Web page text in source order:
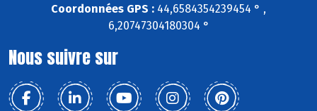
Coordonnées GPS : 44,6584354239454 ° ,
6,20747304180304 °
Nous suivre sur